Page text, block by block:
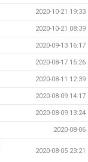
2020-10-21 19:33
2020-10-21 08:39
2020-09-13 16:17
2020-08-17 15:26
2020-08-11 12:39
2020-08-09 14:17
2020-08-09 13:24
2020-08-06
2020-08-05 23:21